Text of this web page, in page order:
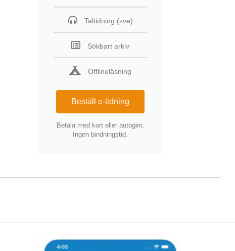
Taltidning (sve)
Sökbart arkiv
Offlineläsning
Beställ e-tidning
Betala med kort eller autogiro.
Ingen bindningstid.